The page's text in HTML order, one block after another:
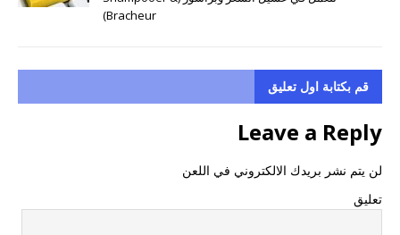
Bracheur)
قم بكتابة اول تعليق
Leave a Reply
لن يتم نشر بريدك الالكتروني في اللعن
تعليق